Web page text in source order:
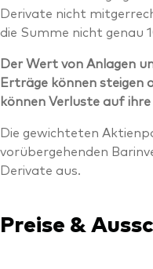
Derivate nicht
die Summe nicht genau
Der Wert von Anlagen
Erträge können steigen
können Verluste auf
Die gewichteten
vorübergehenden
Derivate aus.
Preise &